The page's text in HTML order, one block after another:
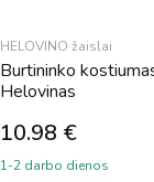
HELOVINO žaislai
Burtininko
Helovinas
10.98 €
1-2 darbo dienos